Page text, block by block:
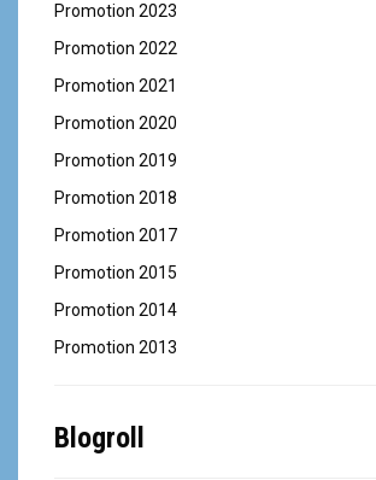
Promotion 2023
Promotion 2022
Promotion 2021
Promotion 2020
Promotion 2019
Promotion 2018
Promotion 2017
Promotion 2015
Promotion 2014
Promotion 2013
Blogroll